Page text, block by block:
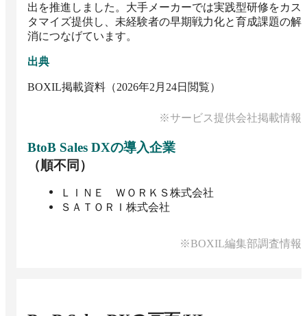
出を推進しました。大手メーカーでは実践型研修をカス
タマイズ提供し、未経験者の早期戦力化と育成課題の解
消につなげています。
出典
BOXIL掲載資料（2026年2月24日閲覧）
※サービス提供会社掲載情報
BtoB Sales DXの導入企業
（順不同）
ＬＩＮＥ ＷＯＲＫＳ株式会社
ＳＡＴＯＲＩ株式会社
※BOXIL編集部調査情報